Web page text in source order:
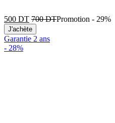
500 DT 700DTPromotion - 29%
J'achète
Garantie 2 ans
- 28%